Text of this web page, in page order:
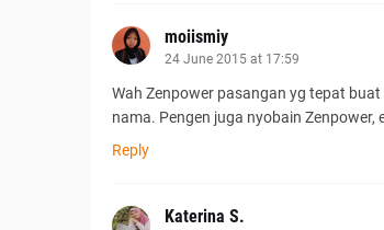
moiismiy
24 June 2015 at 17:59
Wah Zenpower pasangan yg tepat
nama. Pengen juga nyobain
Reply
Katerina S.